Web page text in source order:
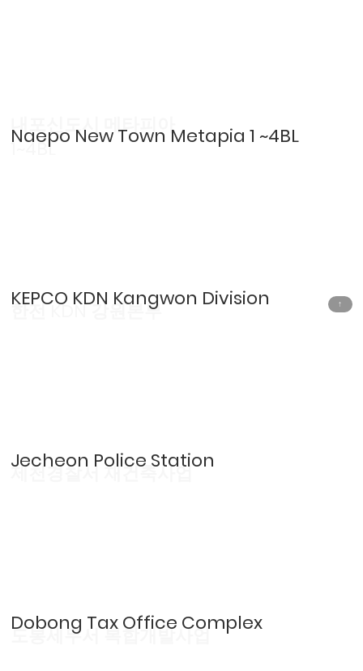
내포신도시 메타피아
1~4BL
Naepo New Town Metapia 1 ~4BL
↑
한전 KDN 강원본부
KEPCO KDN Kangwon Division
제천경찰서 재건축사업
Jecheon Police Station
도봉세무서 복합개발사업
Dobong Tax Office Complex